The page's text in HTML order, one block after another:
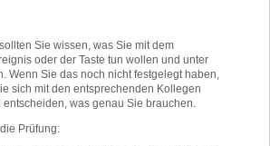
Sie wissen, was Sie mit dem
oder der Taste tun wollen und unter
Wenn Sie das noch nicht festgelegt haben,
sich mit den entsprechenden Kollegen
was genau Sie brauchen.
Prüfung: